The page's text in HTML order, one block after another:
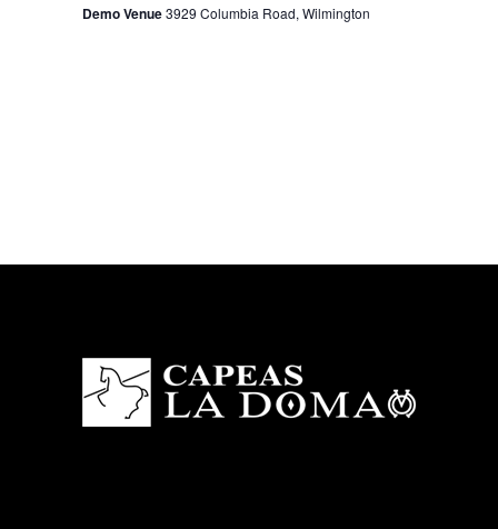
Demo Venue3929 Columbia Road, Wilmington